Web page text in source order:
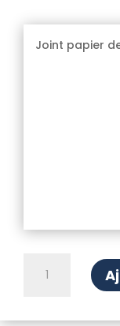
Joint papier